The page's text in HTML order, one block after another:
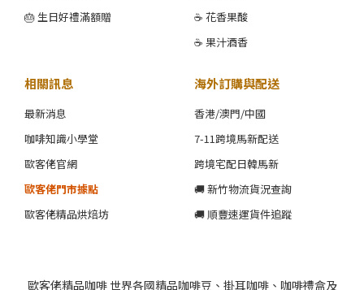
🎂 生日好禮滿額贈
☕ 花香果酸
☕ 果汁酒香
相關訊息
最新消息
咖啡知識小學堂
歐客佬官網
歐客佬門市據點
歐客佬精品烘焙坊
海外訂購與配送
香港/澳門/中國
7-11跨境馬新配送
跨境宅配日韓馬新
🚚 新竹物流貨況查詢
🚚 順豐速運貨件追蹤
歐客佬精品咖啡 世界各國精品咖啡豆、掛耳咖啡、咖啡禮盒及